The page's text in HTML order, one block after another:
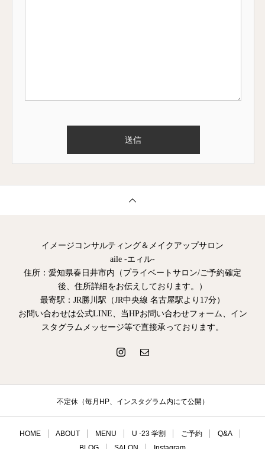
イメージコンサルティング＆メイクアップサロン
aile -エィル-
住所：愛知県春日井市内（プライベートサロン/ご予約確定
後、住所詳細をお伝えしております。）
最寄駅：JR勝川駅（JR中央線 名古屋駅より17分）
お問い合わせは公式LINE、当HPお問い合わせフォーム、イン
スタグラムメッセージ等で直接承っております。
不定休（毎月HP、インスタグラム内にて公開）
HOME ABOUT MENU U -23 学割 ご予約
Q&A